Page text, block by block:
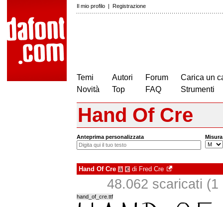
Il mio profilo | Registrazione
Temi
Novità
Autori
Top
Forum
FAQ
Carica un
Strumenti
Hand Of Cre
Anteprima personalizzata Misura
Hand Of Cre à € di Fred Cre
48.062 scaricati (1
hand_of_cre.ttf